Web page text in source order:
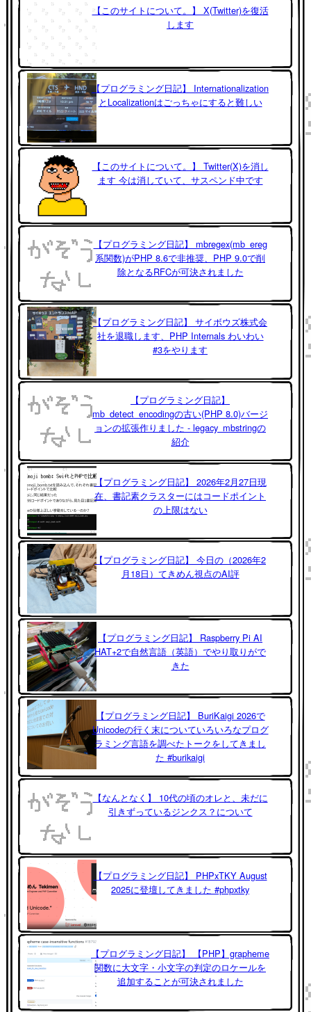
【このサイトについて。】 X(Twitter)を復活
します
【プログラミング日記】 Internationalization
とLocalizationはごっちゃにすると難しい
【このサイトについて。】 Twitter(X)を消し
ます 今は消していて、サスペンド中です
【プログラミング日記】 mbregex(mb_ereg
系関数)がPHP 8.6で非推奨、PHP 9.0で削
除となるRFCが可決されました
【プログラミング日記】 サイボウズ株式会
社を退職します、PHP Internals わいわい
#3をやります
【プログラミング日記】
mb_detect_encodingの古い(PHP 8.0)バージ
ョンの拡張作りました - legacy_mbstringの
紹介
【プログラミング日記】 2026年2月27日現
在、書記素クラスターにはコードポイント
の上限はない
【プログラミング日記】 今日の（2026年2
月18日）てきめん視点のAI評
【プログラミング日記】 Raspberry Pi AI
HAT+2で自然言語（英語）でやり取りがで
きた
【プログラミング日記】 BuriKaigi 2026で
Unicodeの行く末についていろいろなプログ
ラミング言語を調べたトークをしてきまし
た #burikaigi
【なんとなく】 10代の頃のオレと、未だに
引きずっているジンクス？について
【プログラミング日記】 PHPxTKY August
2025に登壇してきました #phpxtky
【プログラミング日記】 【PHP】grapheme
関数に大文字・小文字の判定のロケールを
追加することが可決されました